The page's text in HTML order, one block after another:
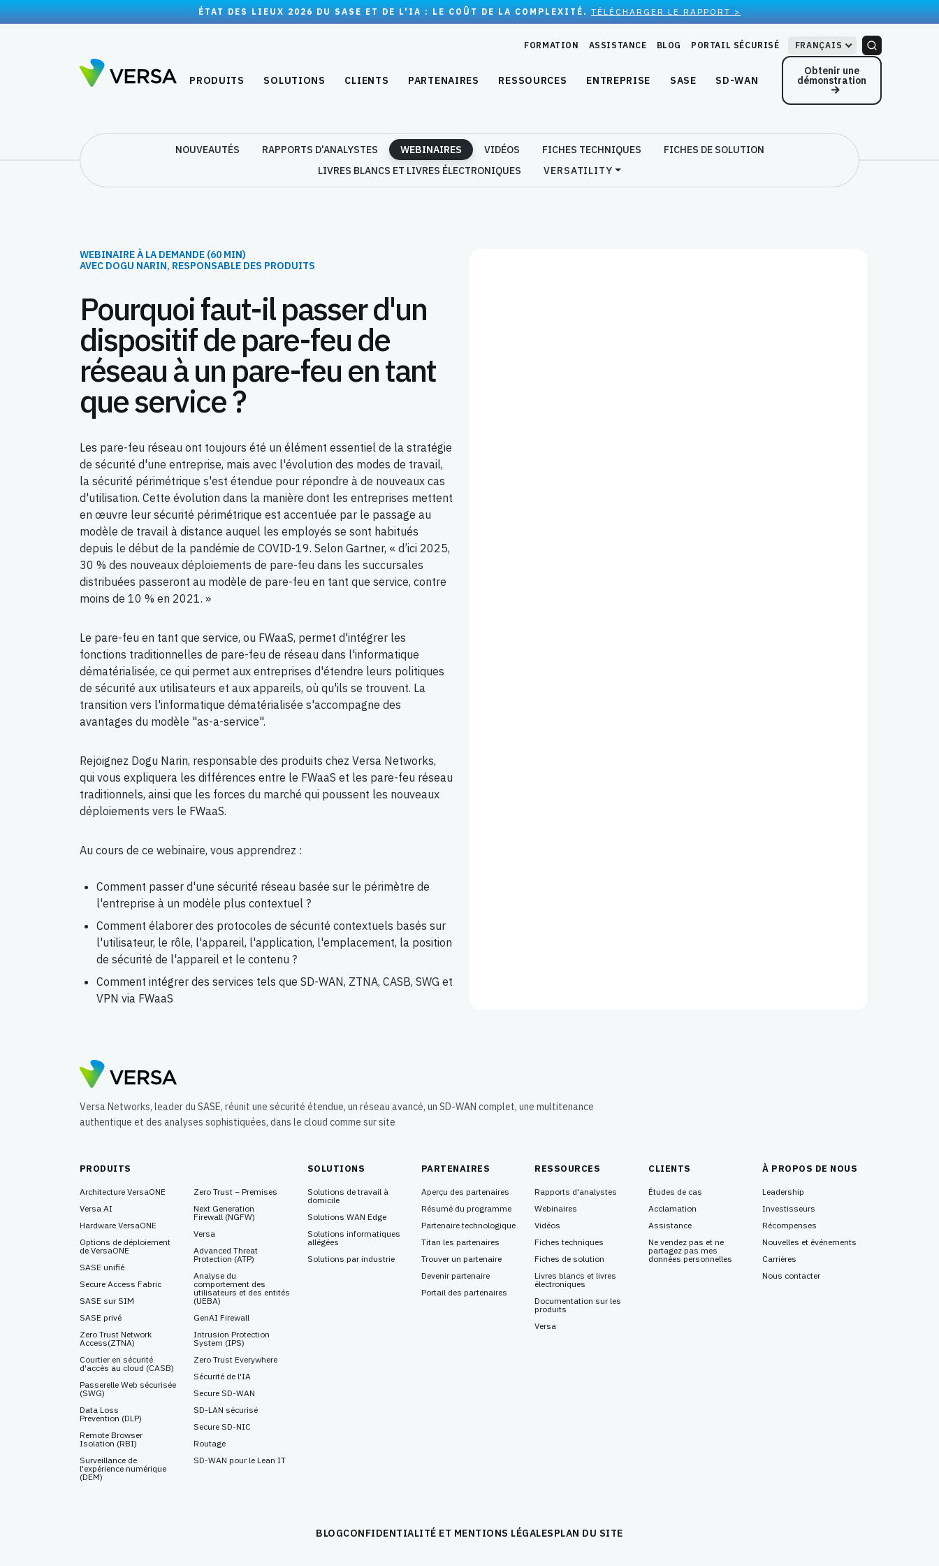
ÉTAT DES LIEUX 2026 DU SASE ET DE L'IA : LE COÛT DE LA COMPLEXITÉ. TÉLÉCHARGER LE RAPPORT >
FORMATION ASSISTANCE BLOG PORTAIL SÉCURISÉ FRANÇAIS
PRODUITS SOLUTIONS CLIENTS PARTENAIRES RESSOURCES ENTREPRISE SASE SD-WAN
Obtenir une
démonstration
NOUVEAUTÉS RAPPORTS D'ANALYSTES WEBINAIRES VIDÉOS FICHES TECHNIQUES
FICHES DE SOLUTION
LIVRES BLANCS ET LIVRES ÉLECTRONIQUES
VERSATILITY
WEBINAIRE À LA DEMANDE (60 MIN)
AVEC DOGU NARIN, RESPONSABLE DES PRODUITS
Pourquoi faut-il passer d'un
dispositif de pare-feu de
réseau à un pare-feu en tant
que service ?
Les pare-feu réseau ont toujours été un élément essentiel de la stratégie
de sécurité d'une entreprise, mais avec l'évolution des modes de travail,
la sécurité périmétrique s'est étendue pour répondre à de nouveaux cas
d'utilisation. Cette évolution dans la manière dont les entreprises mettent
en œuvre leur sécurité périmétrique est accentuée par le passage au
modèle de travail à distance auquel les employés se sont habitués
depuis le début de la pandémie de COVID-19. Selon Gartner, « d’ici 2025,
30 % des nouveaux déploiements de pare-feu dans les succursales
distribuées passeront au modèle de pare-feu en tant que service, contre
moins de 10 % en 2021. »
Le pare-feu en tant que service, ou FWaaS, permet d'intégrer les
fonctions traditionnelles de pare-feu de réseau dans l'informatique
dématérialisée, ce qui permet aux entreprises d'étendre leurs politiques
de sécurité aux utilisateurs et aux appareils, où qu'ils se trouvent. La
transition vers l'informatique dématérialisée s'accompagne des
avantages du modèle "as-a-service".
Rejoignez Dogu Narin, responsable des produits chez Versa Networks,
qui vous expliquera les différences entre le FWaaS et les pare-feu réseau
traditionnels, ainsi que les forces du marché qui poussent les nouveaux
déploiements vers le FWaaS.
Au cours de ce webinaire, vous apprendrez :
Comment passer d'une sécurité réseau basée sur le périmètre de
l'entreprise à un modèle plus contextuel ?
Comment élaborer des protocoles de sécurité contextuels basés sur
l'utilisateur, le rôle, l'appareil, l'application, l'emplacement, la position
de sécurité de l'appareil et le contenu ?
Comment intégrer des services tels que SD-WAN, ZTNA, CASB, SWG et
VPN via FWaaS
Versa Networks, leader du SASE, réunit une sécurité étendue, un réseau avancé, un SD-WAN complet, une multitenance
authentique et des analyses sophistiquées, dans le cloud comme sur site
PRODUITS
Architecture VersaONE
Versa AI
Hardware VersaONE
Options de déploiement
de VersaONE
SASE unifié
Secure Access Fabric
SASE sur SIM
SASE privé
Zero Trust Network
Access(ZTNA)
Courtier en sécurité
d'accès au cloud (CASB)
Passerelle Web sécurisée
(SWG)
Data Loss
Prevention (DLP)
Remote Browser
Isolation (RBI)
Surveillance de
l'expérience numérique
(DEM)
Zero Trust – Premises
Next Generation
Firewall (NGFW)
Versa
Advanced Threat
Protection (ATP)
Analyse du
comportement des
utilisateurs et des entités
(UEBA)
GenAI Firewall
Intrusion Protection
System (IPS)
Zero Trust Everywhere
Sécurité de l'IA
Secure SD-WAN
SD-LAN sécurisé
Secure SD-NIC
Routage
SD-WAN pour le Lean IT
SOLUTIONS
Solutions de travail à
domicile
Solutions WAN Edge
Solutions informatiques
allégées
Solutions par industrie
PARTENAIRES
Aperçu des partenaires
Résumé du programme
Partenaire technologique
Titan les partenaires
Trouver un partenaire
Devenir partenaire
Portail des partenaires
RESSOURCES
Rapports d'analystes
Webinaires
Vidéos
Fiches techniques
Fiches de solution
Livres blancs et livres
électroniques
Documentation sur les
produits
Versa
CLIENTS
Études de cas
Acclamation
Assistance
Ne vendez pas et ne
partagez pas mes
données personnelles
À PROPOS DE NOUS
Leadership
Investisseurs
Récompenses
Nouvelles et événements
Carrières
Nous contacter
BLOGCONFIDENTIALITÉ ET MENTIONS LÉGALESPLAN DU SITE